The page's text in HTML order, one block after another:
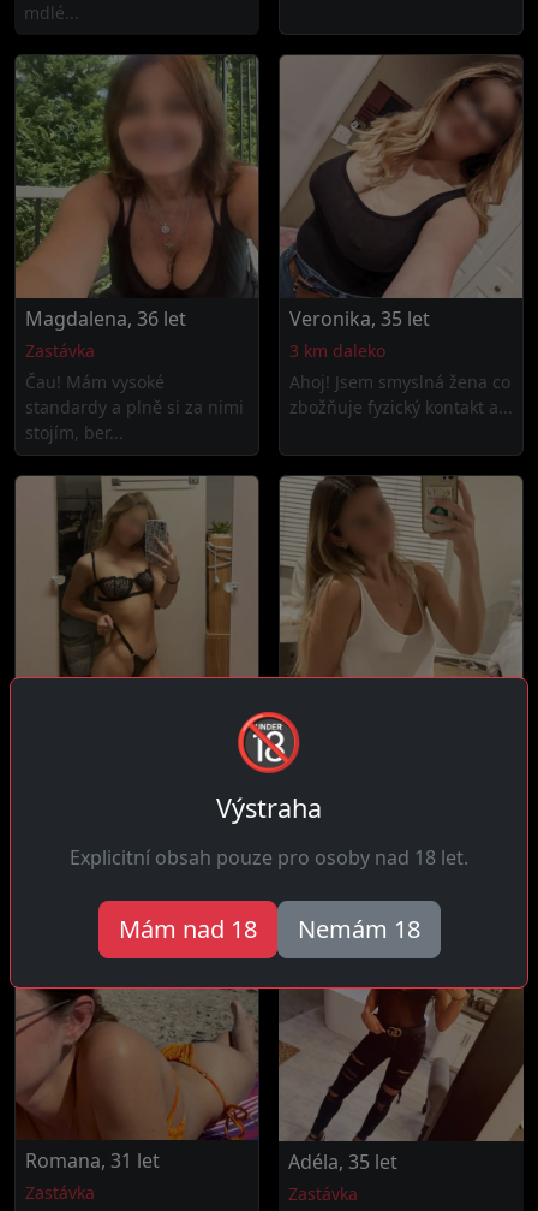
mdlé...
Magdalena, 36 let
Zastávka
Čau! Mám vysoké
standardy a plně si za nimi
stojím, ber...
Veronika, 35 let
3 km daleko
Ahoj! Jsem smyslná žena co
zbožňuje fyzický kontakt a...
Ahoj kluci! Jsem energická
Jolana, 26 let
22 km daleko
Ahoj! Jsem trpělivá žena
správný...
Romana, 31 let
Zastávka
Adéla, 35 let
Zastávka
🔞
Výstraha
Explicitní obsah pouze pro osoby nad 18 let.
Mám nad 18 Nemám 18